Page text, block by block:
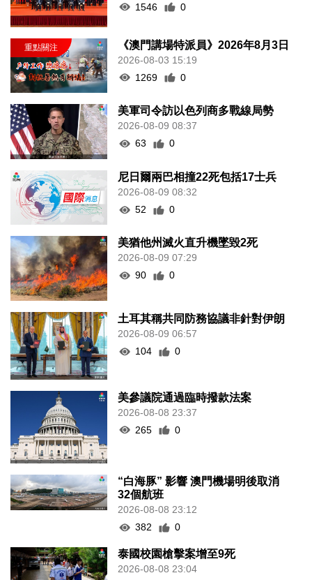
1546
0
《澳門講場特派員》2026年8月3日
2026-08-03 15:19
1269
0
美軍司令訪以色列商多戰線局勢
2026-08-09 08:37
63
0
尼日爾兩巴相撞22死包括17士兵
2026-08-09 08:32
52
0
美猶他州滅火直升機墜毀2死
2026-08-09 07:29
90
0
土耳其稱共同防務協議非針對伊朗
2026-08-09 06:57
104
0
美參議院通過臨時撥款法案
2026-08-08 23:37
265
0
“白海豚” 影響 澳門機場明後取消
32個航班
2026-08-08 23:12
382
0
泰國校園槍擊案增至9死
2026-08-08 23:04